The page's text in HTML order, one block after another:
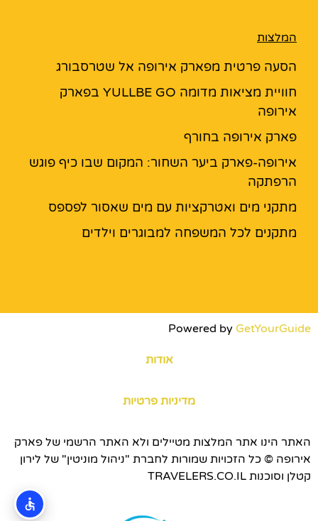
המלצות
הסעה פרטית מפארק אירופה אל שטרסבורג
חוויית מציאות מדומה YULLBE GO בפארק
אירופה
פארק אירופה בחורף
אירופה-פארק ביער השחור: המקום שבו כיף פוגש
הרפתקה
מתקני מים ואטרקציות עם מים שאסור לפספס
מתקנים לכל המשפחה למבוגרים וילדים
Powered by GetYourGuide
אודות
מדיניות פרטיות
האתר הינו אתר המלצות מטיילים ולא האתר הרשמי של פארק
אירופה © כל הזכויות שמורות לחברת "ניהול מוניטין" של לירון
קטלן וסוכנות TRAVELERS.CO.IL